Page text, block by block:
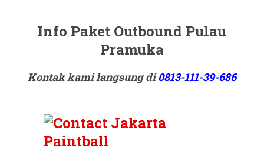
Info Paket Outbound Pulau
Pramuka
Kontak kami langsung di0813-111-39-686